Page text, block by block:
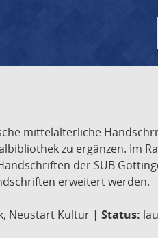
mittelalterliche
zu ergänzen. Im
der SUB
erweitert werden.
Neustart Kultur | Status: